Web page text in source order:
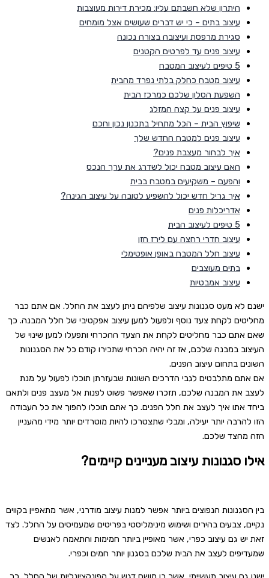
היתרון שלא חשבתם עליו: מכירת דירות מעוצבות
עיצוב בתים – כי יש דברים שעושים אצל מומחים
סגירת מרפסת ועיצובה בצורה נכונה
עיצוב פנים עד לפרטים הקטנים
5 טיפים לעיצוב המטבח
עיצוב מטבח כחלק בלתי נפרד מהבית
השפעת הסלון שלכם כמרכז הבית
עיצוב פנים על קצה המזלג
שיפוץ הבית – הכל מתחיל בתכנון נכון וחכם
עיצוב פנים למטבח החדש שלך
איך לבחור מעצבת פנים?
האם עיצוב מטבח יכול לשדרג את ערך הנכס
והפעם – משקיעים במטבח בבית
איך גריל חדש יכול להשפיע לטובה על עיצוב הגינה?
אדריכלות פנים
5 טיפים לעיצוב הבית
עיצוב חדרי רחצה עם לירז חזן
עיצוב חלל המטבח באופן אופטימלי
בתים מעוצבים
עיצוב אמבטיות
ישנם לא מעט סגנונות עיצוב שלפיהם ניתן לעצב את החלל. אם אתם כבר
מחליטים לקחת צעד נוסף ולפעול למען עיצוב אפקטיבי של חלל המבנה. כך
שאם אתם כבר מחליטים לקחת את הצעד ההכרחי ותפעלו למען שינוי של
העיצוב במבנה שלכם, אז זה יהיה הכרחי שתכירו קודם כל את הסגנונות
השונים בתחום עיצוב הפנים.
אם אתם מתלבטים לגבי הדרכים השונות שבעזרתן תוכלו לפעול על מנת
לעצב את המבנה שלכם, תזכרו שאפשר פשוט לפנות אל מעצב פנים ולתאם
ביחד אתו איך לעצב את חלל הפנים. כך אתם תוכלו להפוך את כל העבודה
הזו להרבה יותר יעילה, ומבלי שתצטרכו להיות מוטרדים יותר מידי מהעניין
הזה מהצד שלכם.
אילו סגנונות עיצוב מעניינים קיימים?
בין הסגנונות הנפוצים ביותר אפשר למנות עיצוב מודרני, אשר מתאפיין בקווים
נקיים, צבעים בהירים ושימוש מינימליסטי בפריטים שמעמיסים על החלל. לצד
זאת יש גם עיצוב כפרי, אשר מאופיין ביותר חמימות והתאמה לאנשים
שמעדיפים לעצב את הבית שלכם בסגנון יותר חמים וכפרי.